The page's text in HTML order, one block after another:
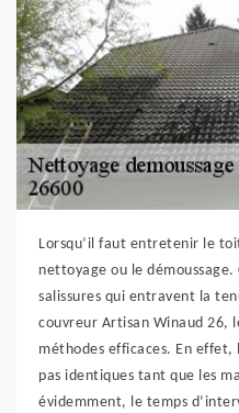
Lorsqu’il faut entretenir le
nettoyage ou le démoussage.
salissures qui entravent la
couvreur Artisan Winaud 26,
méthodes efficaces. En
pas identiques tant que les
évidemment, le temps